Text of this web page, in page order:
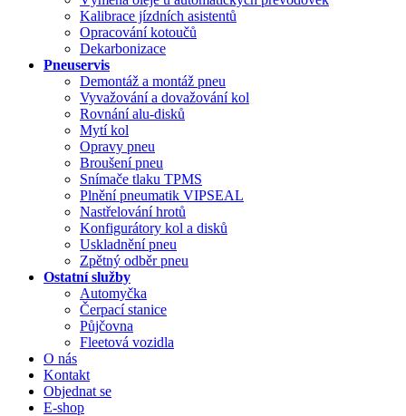
Kalibrace jízdních asistentů
Opracování kotoučů
Dekarbonizace
Pneuservis
Demontáž a montáž pneu
Vyvažování a dovažování kol
Rovnání alu-disků
Mytí kol
Opravy pneu
Broušení pneu
Snímače tlaku TPMS
Plnění pneumatik VIPSEAL
Nastřelování hrotů
Konfigurátory kol a disků
Uskladnění pneu
Zpětný odběr pneu
Ostatní služby
Automyčka
Čerpací stanice
Půjčovna
Fleetová vozidla
O nás
Kontakt
Objednat se
E-shop